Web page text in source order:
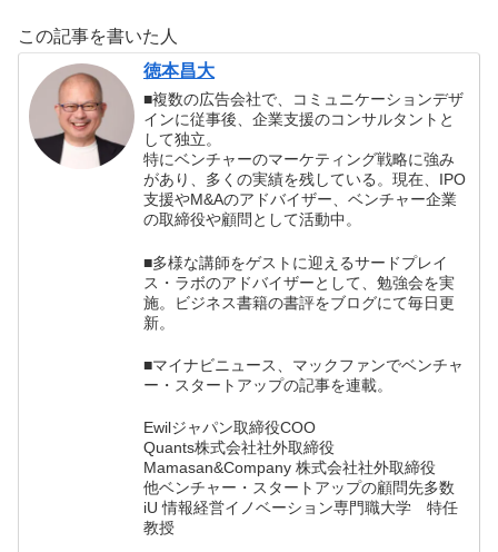
この記事を書いた人
徳本昌大
■複数の広告会社で、コミュニケーションデザ
インに従事後、企業支援のコンサルタントと
して独立。
特にベンチャーのマーケティング戦略に強み
があり、多くの実績を残している。現在、IPO
支援やM&Aのアドバイザー、ベンチャー企業
の取締役や顧問として活動中。
■多様な講師をゲストに迎えるサードプレイ
ス・ラボのアドバイザーとして、勉強会を実
施。ビジネス書籍の書評をブログにて毎日更
新。
■マイナビニュース、マックファンでベンチャ
ー・スタートアップの記事を連載。
Ewilジャパン取締役COO
Quants株式会社社外取締役
Mamasan&Company 株式会社社外取締役
他ベンチャー・スタートアップの顧問先多数
iU 情報経営イノベーション専門職大学 特任
教授